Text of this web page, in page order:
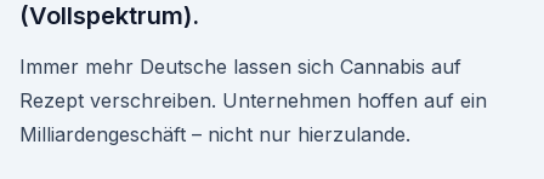
(Vollspektrum).
Immer mehr Deutsche lassen sich Cannabis auf
Rezept verschreiben. Unternehmen hoffen auf ein
Milliardengeschäft – nicht nur hierzulande.